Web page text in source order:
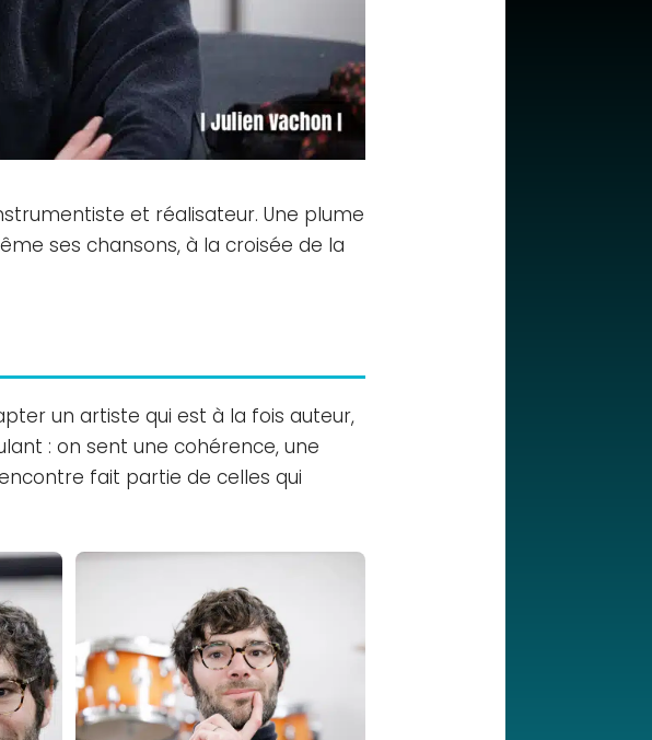
et réalisateur. Une plume
ses chansons, à la croisée de la
un artiste qui est à la fois auteur,
: on sent une cohérence, une
fait partie de celles qui